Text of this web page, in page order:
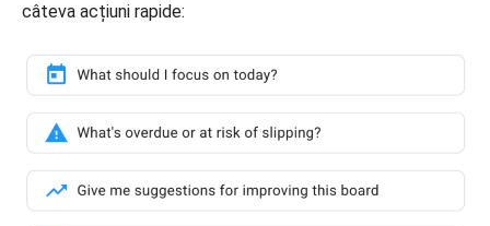
câteva acțiuni rapide: